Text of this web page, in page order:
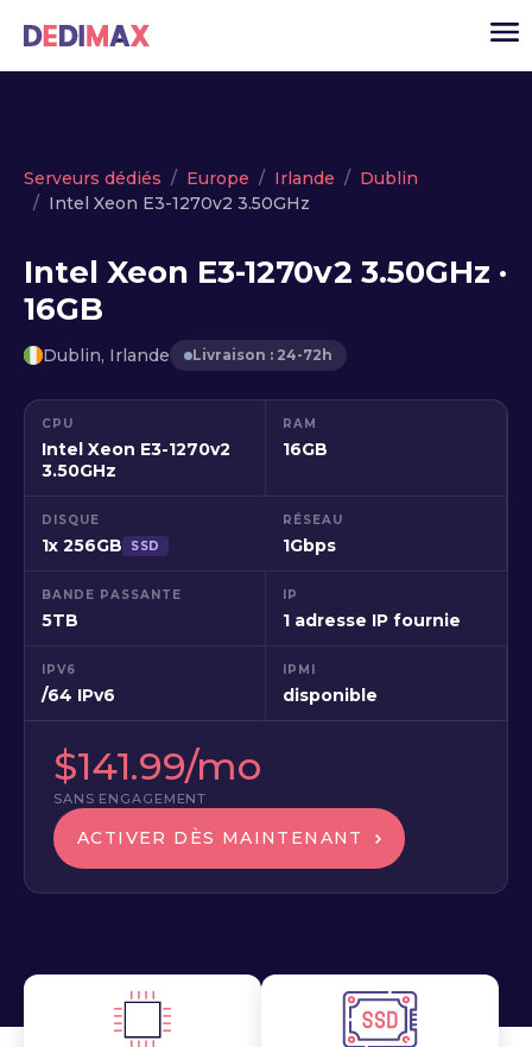
Cloud serveur
VPS
Serveurs dédiés
API
Actualité
Serveurs dédiés Europe Irlande
Dublin
Intel Xeon E3-1270v2 3.50GHz
Intel Xeon E3-1270v2 3.50GHz ·
16GB
Dublin, Irlande Livraison : 24-72h
CPU
Intel Xeon E3-1270v2
3.50GHz
RAM
16GB
DISQUE
1x 256GB SSD
RÉSEAU
1Gbps
BANDE PASSANTE
5TB
IP
1 adresse IP fournie
IPV6
/64 IPv6
IPMI
disponible
$141.99/mo
SANS ENGAGEMENT
ACTIVER DÈS MAINTENANT